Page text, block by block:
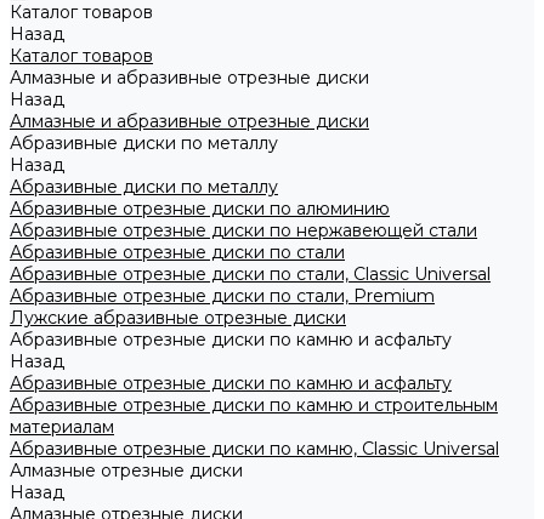
Каталог товаров
Назад
Каталог товаров
Алмазные и абразивные отрезные диски
Назад
Алмазные и абразивные отрезные диски
Абразивные диски по металлу
Назад
Абразивные диски по металлу
Абразивные отрезные диски по алюминию
Абразивные отрезные диски по нержавеющей стали
Абразивные отрезные диски по стали
Абразивные отрезные диски по стали, Classic Universal
Абразивные отрезные диски по стали, Premium
Лужские абразивные отрезные диски
Абразивные отрезные диски по камню и асфальту
Назад
Абразивные отрезные диски по камню и асфальту
Абразивные отрезные диски по камню и строительным
материалам
Абразивные отрезные диски по камню, Classic Universal
Алмазные отрезные диски
Назад
Алмазные отрезные диски